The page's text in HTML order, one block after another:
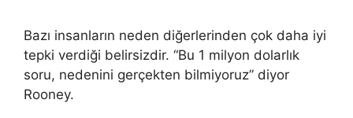
Bazı insanların neden diğerlerinden çok daha iyi
tepki verdiği belirsizdir. “Bu 1 milyon dolarlık
soru, nedenini gerçekten bilmiyoruz” diyor
Rooney.